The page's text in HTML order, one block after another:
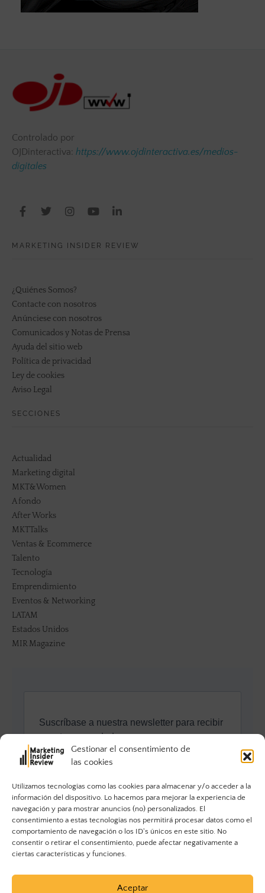
Gestionar el consentimiento de
las cookies
Utilizamos tecnologías como las cookies para almacenar y/o acceder a la
información del dispositivo. Lo hacemos para mejorar la experiencia de
navegación y para mostrar anuncios (no) personalizados. El
consentimiento a estas tecnologías nos permitirá procesar datos como el
comportamiento de navegación o los ID's únicos en este sitio. No
consentir o retirar el consentimiento, puede afectar negativamente a
ciertas características y funciones.
Aceptar
Controlado por
OJDinteractiva: https://www.ojdinteractiva.es/medios-
digitales
MARKETING INSIDER REVIEW
¿Quiénes Somos?
Contacte con nosotros
Anúnciese con nosotros
Comunicados y Notas de Prensa
Ayuda del sitio web
Política de privacidad
Ley de cookies
Aviso Legal
SECCIONES
Actualidad
Marketing digital
MKT&Women
A fondo
After Works
MKTTalks
Ventas & Ecommerce
Talento
Tecnología
Emprendimiento
Eventos & Networking
LATAM
Estados Unidos
MIR Magazine